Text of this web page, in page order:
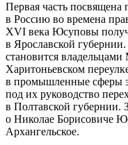
Первая часть
в Россию во времена
XVI века Юсуповы
в Ярославской
становится
Харитоньевском
в промышленные сферы
под их руководство
в Полтавской губернии.
о Николае Борисовиче
Архангельское.